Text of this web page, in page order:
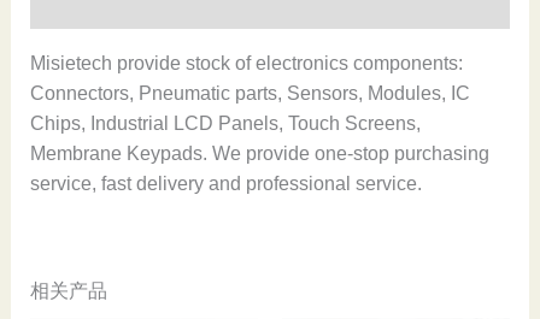
数
量
Misietech provide stock of electronics components:
Connectors, Pneumatic parts, Sensors, Modules, IC
Chips, Industrial LCD Panels, Touch Screens,
Membrane Keypads. We provide one-stop purchasing
service, fast delivery and professional service.
相关产品